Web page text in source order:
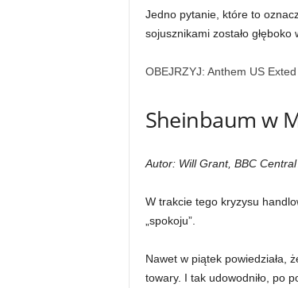
Jedno pytanie, które to
sojusznikami zostało
OBEJRZYJ: Anthem US
Sheinbaum w
Autor: Will Grant, BBC
W trakcie tego kryzysu
„spokoju”.
Nawet w piątek powiedziała,
towary. I tak udowodniło, po